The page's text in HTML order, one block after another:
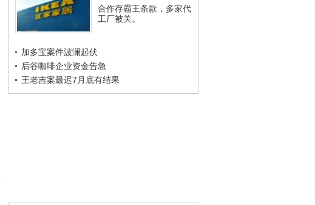
合作存霸王条款，多家代
工厂被关。
加多宝案件波澜起伏
后谷咖啡企业资金告急
王老吉案最迟7月底有结果